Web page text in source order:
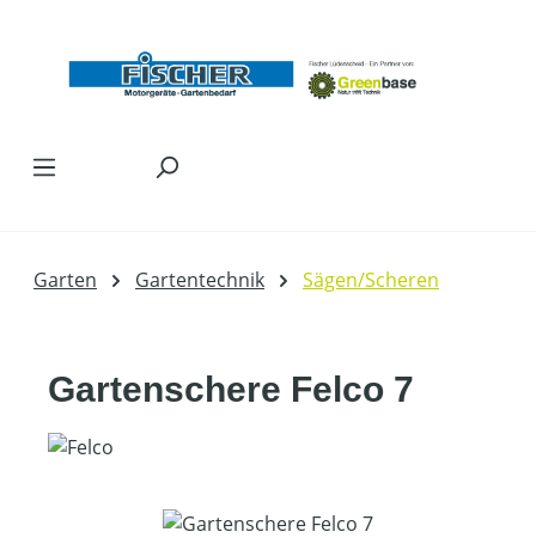
Garten Gartentechnik Sägen/Scheren
Gartenschere Felco 7
Bildergalerie überspringen